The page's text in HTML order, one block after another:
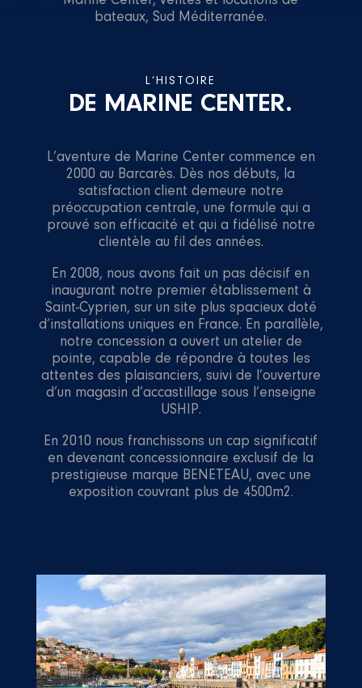
bateaux, Sud Méditerranée.
L’HISTOIRE
DE MARINE CENTER.
L’aventure de Marine Center commence en
2000 au Barcarès. Dès nos débuts, la
satisfaction client demeure notre
préoccupation centrale, une formule qui a
prouvé son efficacité et qui a fidélisé notre
clientèle au fil des années.
En 2008, nous avons fait un pas décisif en
inaugurant notre premier établissement à
Saint-Cyprien, sur un site plus spacieux doté
d’installations uniques en France. En parallèle,
notre concession a ouvert un atelier de
pointe, capable de répondre à toutes les
attentes des plaisanciers, suivi de l’ouverture
d’un magasin d’accastillage sous l’enseigne
USHIP.
En 2010 nous franchissons un cap significatif
en devenant concessionnaire exclusif de la
prestigieuse marque BENETEAU, avec une
exposition couvrant plus de 4500m2.